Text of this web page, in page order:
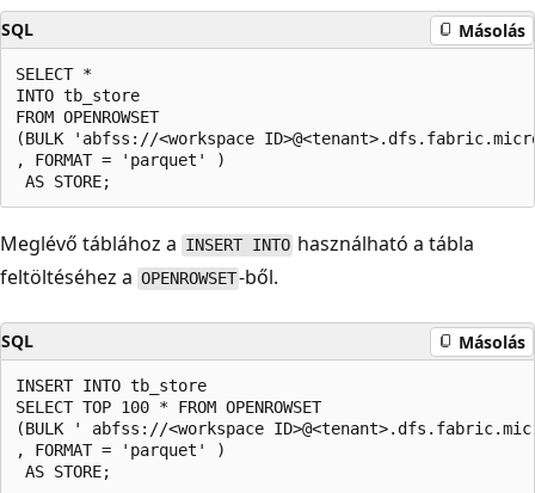
SQL Másolás
SELECT *
INTO tb_store
FROM OPENROWSET
(BULK 'abfss://<workspace
, FORMAT = 'parquet' )
Meglévő táblához a INSERT INTO használható a tábla
feltöltéséhez a OPENROWSET-ből.
SQL Másolás
INSERT INTO tb_store
SELECT TOP 100 * FROM OPENROWSET
(BULK ' abfss://<workspace
, FORMAT = 'parquet' )